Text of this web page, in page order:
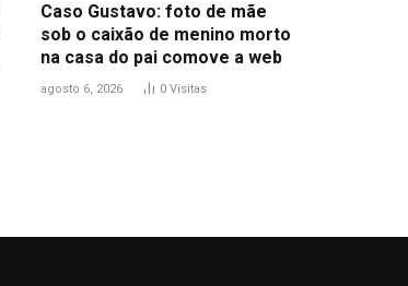
Caso Gustavo: foto de mãe
sob o caixão de menino morto
na casa do pai comove a web
agosto 6, 2026 0 Visitas